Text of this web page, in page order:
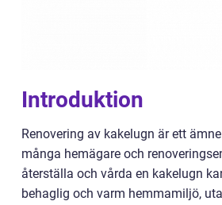
Introduktion
Renovering av kakelugn är ett
många hemägare och
återställa och vårda en kakelugn
behaglig och varm hemmamiljö,